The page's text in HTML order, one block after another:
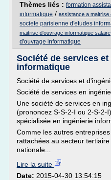
Thèmes liés : formation
informatique / assistance a maitrise
societe parisienne d'etudes
maitrise d'ouvrage informatique salaire
d'ouvrage informatique
Société de services
informatique
Société de services et
Société de services en
Une société de services en
(prononcez S-S-2-I ou 2-S-2-
spécialisée en ingénierie
Comme les autres
rattachées au secteur
nationale...
Lire la suite
Date: 2015-04-30 13:54:15